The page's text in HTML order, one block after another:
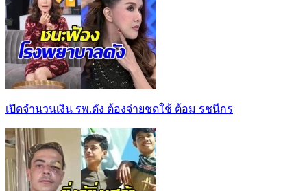
เปิดจำนวนเงิน รพ.ดัง ต้องจ่ายชดใช้ ต้อม รชนีกร